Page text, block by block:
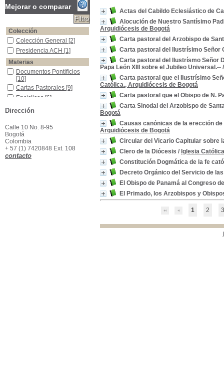
Actas del Cabildo Eclesiástico de
Alocución de Nuestro Santísimo
Arquidiócesis de Bogotá
Carta pastoral del Arzobispo de
Carta pastoral del Ilustrísimo Señor
Carta pastoral del Ilustrísmo Señor
Papa León XIII sobre el Jubileo Universal.--
Carta pastoral que el Ilustrísimo
Católica., Arquidiócesis de Bogotá
Carta pastoral que el Obispo de N.
Carta Sinodal del Arzobispo de
Bogotá
Causas canónicas de la erección
Arquidiócesis de Bogotá
Circular del Vicario Capitular sobre
Clero de la Diócesis / Iglesia
Constitución Dogmática de la fe
Decreto Orgánico del Servicio de
El Obispo de Panamá al Congreso
El Primado, los Arzobispos y
1 2 3
Mejorar o comparar
Colección
Colección General
Colección General [2]
Presidencia ACH
Presidencia ACH [1]
Materias
Documentos Pontificios
Documentos Pontificios
[10]
Cartas Pastorales
Cartas Pastorales [9]
Encíclicas
Encíclicas [6]
Privilegios (Derecho Canónico)
Privilegios (Derecho
Canónico)
Gobierno Eclesiástico
Gobierno Eclesiástico
Beneficios (Derecho Canónico)
Beneficios (Derecho
Canónico)
Inmunidades Eclesiásticas
Inmunidades
Eclesiásticas
Dirección
Calle 10 No. 8-95
Bogotá
Colombia
+ 57 (1) 7420848 Ext. 108
contacto